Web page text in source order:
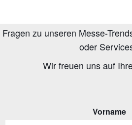
Fragen zu unseren Messe-
oder
Wir freuen uns auf
Vorname